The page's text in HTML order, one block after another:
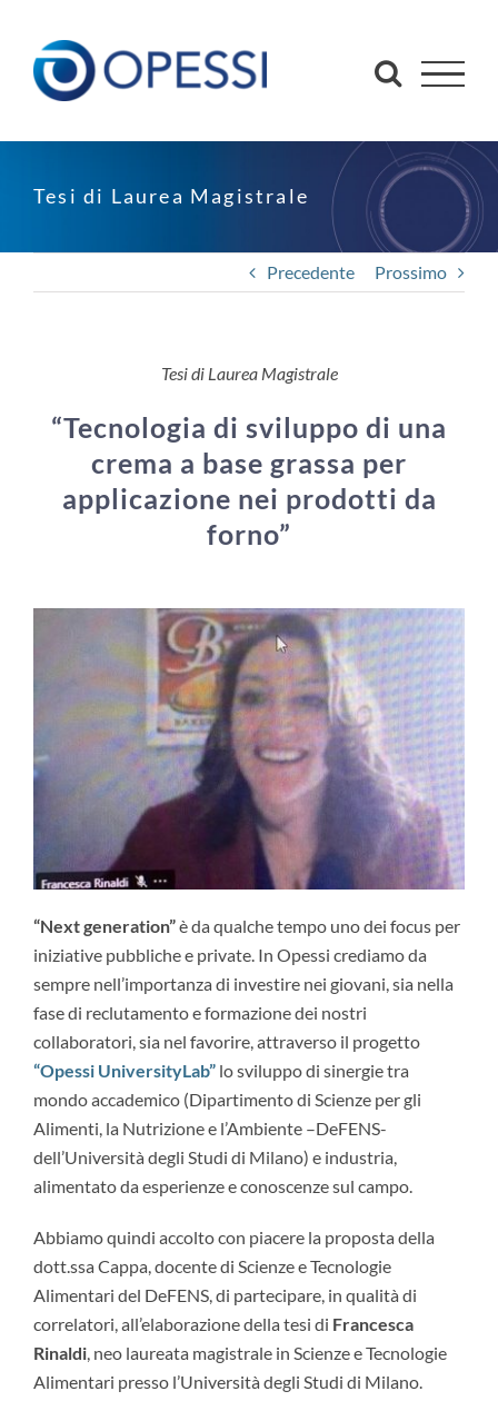
contenuto
Tesi di Laurea Magistrale
Precedente Prossimo
Tesi di Laurea Magistrale
“Tecnologia di sviluppo di una
crema a base grassa per
applicazione nei prodotti da
forno”
“Next generation”è da qualche tempo uno dei focus per
iniziative pubbliche e private. In Opessi crediamo da
sempre nell’importanza di investire nei giovani, sia nella
fase di reclutamento e formazione dei nostri
collaboratori, sia nel favorire, attraverso il progetto
“Opessi UniversityLab” lo sviluppo di sinergie tra
mondo accademico (Dipartimento di Scienze per gli
Alimenti, la Nutrizione e l’Ambiente –DeFENS-
dell’Università degli Studi di Milano) e industria,
alimentato da esperienze e conoscenze sul campo.
Abbiamo quindi accolto con piacere la proposta della
dott.ssa Cappa, docente di Scienze e Tecnologie
Alimentari del DeFENS, di partecipare, in qualità di
correlatori, all’elaborazione della tesi di Francesca
Rinaldi, neo laureata magistrale in Scienze e Tecnologie
Alimentari presso l’Università degli Studi di Milano.